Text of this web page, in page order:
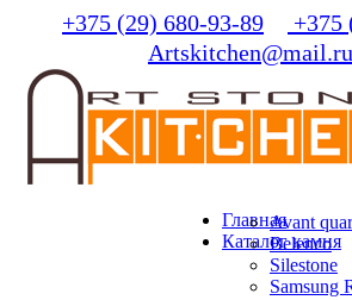
+375 (29) 680-93-89
+375
Artskitchen@mail.ru
Главная
Каталог камня
Avant
Belenco
Silestone
Samsung